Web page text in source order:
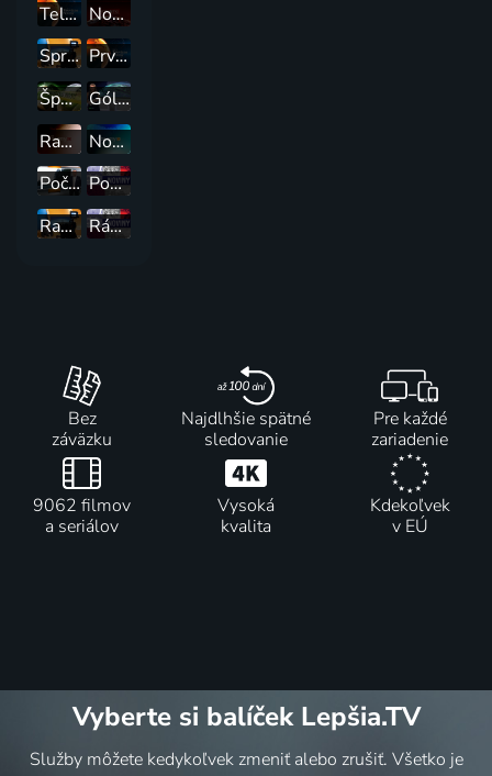
Televízne noviny
Noviny TV JOJ
Správy
Prvé televízne noviny
Športové noviny
Góly - body - sekundy
Ranné noviny
Noviny o 12:00
Počasie
Popoludnie naživo s Joj 24
Ranné správy
Ráno naživo s Joj 24
Bez
záväzku
Najdlhšie spätné
sledovanie
Pre každé
zariadenie
9062 filmov
a seriálov
Vysoká
kvalita
Kdekoľvek
v EÚ
Vyberte si balíček Lepšia.TV
Služby môžete kedykoľvek zmeniť alebo zrušiť. Všetko je